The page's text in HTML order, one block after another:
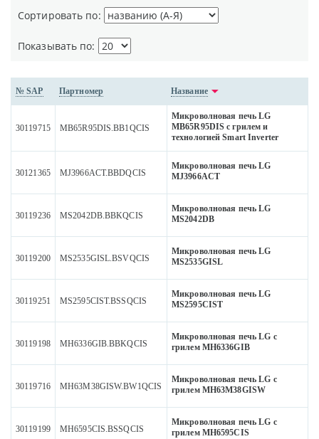
Сортировать по:
Показывать по:
№ SAP Партномер Название
30119715 MB65R95DIS.BB1QCIS
Микроволновая печь LG
MB65R95DIS с грилем и
технологией Smart Inverter
30121365 MJ3966ACT.BBDQCIS
Микроволновая печь LG
MJ3966ACT
30119236 MS2042DB.BBKQCIS
Микроволновая печь LG
MS2042DB
30119200 MS2535GISL.BSVQCIS
Микроволновая печь LG
MS2535GISL
30119251 MS2595CIST.BSSQCIS
Микроволновая печь LG
MS2595CIST
30119198 MH6336GIB.BBKQCIS
Микроволновая печь LG с
грилем MH6336GIB
30119716 MH63M38GISW.BW1QCIS
Микроволновая печь LG с
грилем MH63M38GISW
30119199 MH6595CIS.BSSQCIS
Микроволновая печь LG с
грилем MH6595CIS